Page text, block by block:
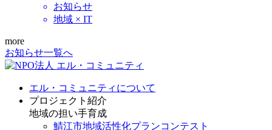
お知らせ
地域 × IT
more
お知らせ一覧へ
エル・コミュニティについて
プロジェクト紹介
地域の担い手育成
鯖江市地域活性化プランコンテスト